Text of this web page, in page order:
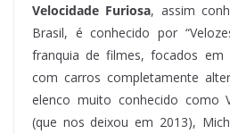
Velocidade Furiosa, assim
Brasil, é conhecido por
franquia de filmes, focados em
com carros completamente
elenco muito conhecido como
(que nos deixou em 2013),